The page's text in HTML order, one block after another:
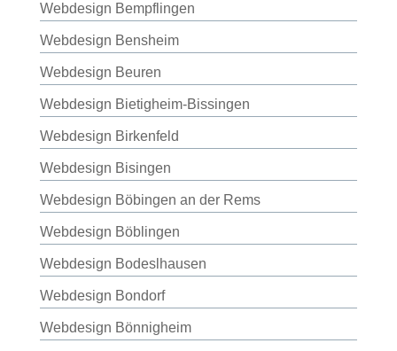
Webdesign Bempflingen
Webdesign Bensheim
Webdesign Beuren
Webdesign Bietigheim-Bissingen
Webdesign Birkenfeld
Webdesign Bisingen
Webdesign Böbingen an der Rems
Webdesign Böblingen
Webdesign Bodeslhausen
Webdesign Bondorf
Webdesign Bönnigheim